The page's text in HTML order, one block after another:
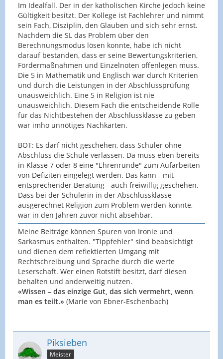
Im Idealfall. Der in der katholischen Kirche jedoch keine
Gültigkeit besitzt. Der Kollege ist Fachlehrer und nimmt
sein Fach, Disziplin, den Glauben und sich sehr ernst.
Nachdem die SL das Problem über den
Berechnungsmodus lösen konnte, habe ich nicht
darauf bestanden, dass er seine Bewertungskriterien,
Fördermaßnahmen und Einzelnoten offenlegen muss.
Die 5 in Mathematik und Englisch war durch Kriterien
und durch die Leistungen in der Abschlussprüfung
unausweichlich. Eine 5 in Religion ist nie
unausweichlich. Diesem Fach die entscheidende Rolle
für das Nichtbestehen der Abschlussklasse zu geben
war imho unnötiges Nachkarten.
BOT: Es darf nicht geschehen, dass Schüler ohne
Abschluss die Schule verlassen. Da muss eben bereits
in Klasse 7 oder 8 eine "Ehrenrunde" zum Aufarbeiten
von Defiziten eingelegt werden. Das kann - mit
entsprechender Beratung - auch freiwillig geschehen.
Dass bei der Schülerin in der Abschlussklasse
ausgerechnet Religion zum Problem werden könnte,
war in den Jahren zuvor nicht absehbar.
Meine Beiträge können Spuren von Ironie und
Sarkasmus enthalten. "Tippfehler" sind beabsichtigt
und dienen dem reflektierten Umgang mit
Rechtschreibung und Sprache durch die werte
Leserschaft. Wer einen Rotstift besitzt, darf diesen
behalten und anderweitig nutzen.
«Wissen – das einzige Gut, das sich vermehrt, wenn
man es teilt.» (Marie von Ebner-Eschenbach)
Piksieben
Meister